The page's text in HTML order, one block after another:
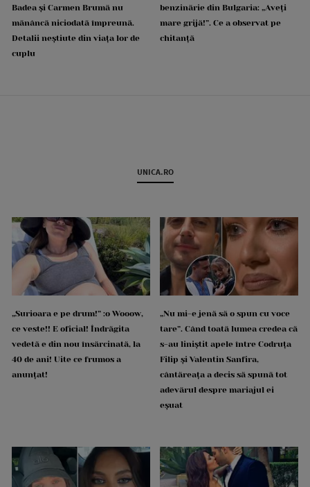
Badea și Carmen Brumă nu
mănâncă niciodată împreună.
Detalii neștiute din viața lor de
cuplu
benzinărie din Bulgaria: „Aveți
mare grijă!”. Ce a observat pe
chitanță
UNICA.RO
„Surioara e pe drum!” :o Wooow,
ce veste!! E oficial! Îndrăgita
vedetă e din nou însărcinată, la
40 de ani! Uite ce frumos a
anunțat!
„Nu mi-e jenă să o spun cu voce
tare”. Când toată lumea credea că
s-au liniștit apele între Codruța
Filip și Valentin Sanfira,
cântăreața a decis să spună tot
adevărul despre mariajul ei
eșuat